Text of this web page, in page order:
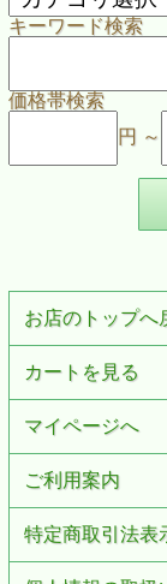
キーワード検索
価格帯検索
円 ～
お店のトップへ
カートを見る
マイページへ
ご利用案内
特定商取引法表